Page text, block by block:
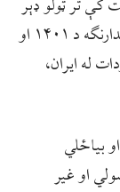
هغه یې پاکستان، هند او چین هېواد ته وو. همدارنګه د ۱۴۰۱ او
له ایران،
بياځلي
او غير